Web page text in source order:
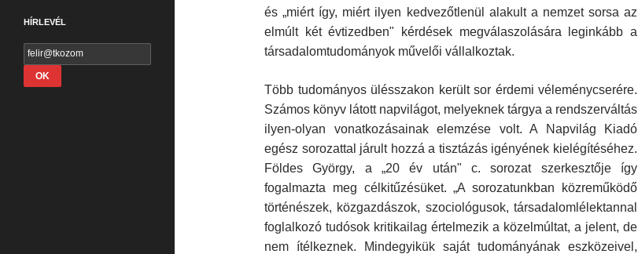
és „miért így, miért ilyen kedvezőtlenül alakult a nemzet sorsa az
elmúlt két évtizedben" kérdések megválaszolására leginkább a
társadalomtudományok művelői vállalkoztak.
Több tudományos ülésszakon került sor érdemi véleménycserére.
Számos könyv látott napvilágot, melyeknek tárgya a rendszerváltás
ilyen-olyan vonatkozásainak elemzése volt. A Napvilág Kiadó
egész sorozattal járult hozzá a tisztázás igényének kielégítéséhez.
Földes György, a „20 év után" c. sorozat szerkesztője így
fogalmazta meg célkitűzésüket. „A sorozatunkban közreműködő
történészek, közgazdászok, szociológu­sok, társadalomlélektannal
foglalkozó tudósok kritikailag értelmezik a közelmúltat, a jelent, de
nem ítélkeznek. Mindegyikük saját tudományá­nak eszközeivel,
HÍRLEVÉL